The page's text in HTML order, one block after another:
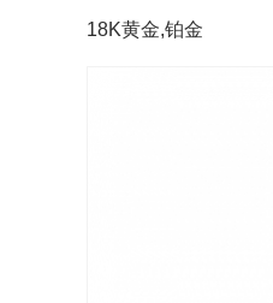
18K黄金,铂金